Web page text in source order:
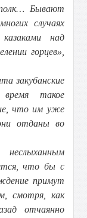
полк… Бывают
случаях
над
горцев»,
закубанские
такое
что им уже
отданы во
что бы с
примут
смотря, как
отчаянно